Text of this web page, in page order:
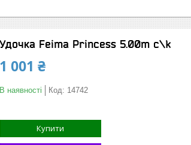
Удочка Feima Princess 5.00m c\k
1 001 ₴
В наявності Код: 14742
Купити